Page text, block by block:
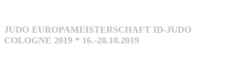
JUDO EUROPAMEISTERSCHAFT ID-JUDO
COLOGNE 2019 * 16.-20.10.2019